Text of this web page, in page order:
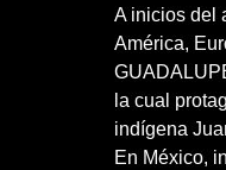
A inicios del
América,
la cual
indígena
En México,